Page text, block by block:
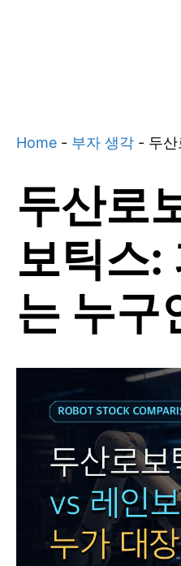
Home - 부자 생각 - 두
두산로
보틱스:
는 누구